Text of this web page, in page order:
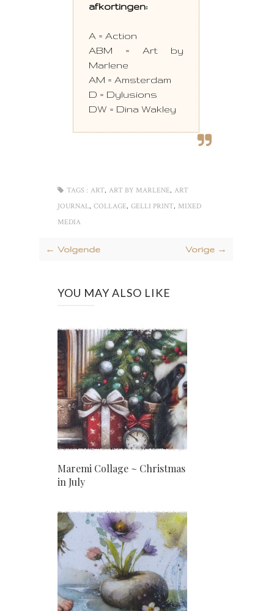
afkortingen:
A = Action
ABM = Art by
Marlene
AM = Amsterdam
D = Dylusions
DW = Dina Wakley
TAGS : ART, ART BY MARLENE, ART
JOURNAL, COLLAGE, GELLI PRINT, MIXED
MEDIA
← Volgende Vorige →
YOU MAY ALSO LIKE
Maremi Collage ~ Christmas
in July